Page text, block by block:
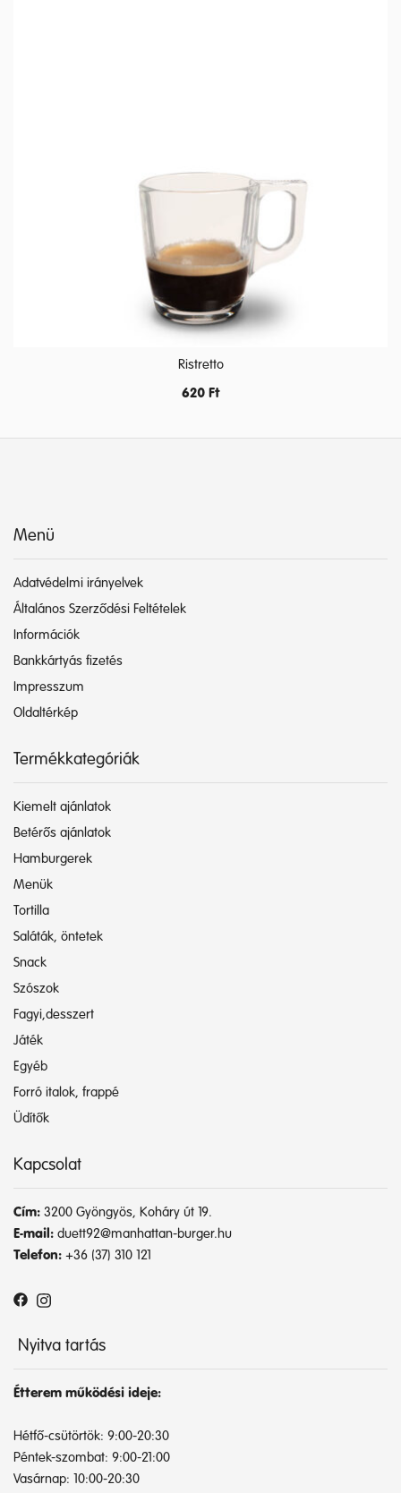
Ristretto
620 Ft
Menü
Adatvédelmi irányelvek
Általános Szerződési Feltételek
Információk
Bankkártyás fizetés
Impresszum
Oldaltérkép
Termékkategóriák
Kiemelt ajánlatok
Betérős ajánlatok
Hamburgerek
Menük
Tortilla
Saláták, öntetek
Snack
Szószok
Fagyi,desszert
Játék
Egyéb
Forró italok, frappé
Üdítők
Kapcsolat
Cím: 3200 Gyöngyös, Koháry út 19.
E-mail: duett92@manhattan-burger.hu
Telefon: +36 (37) 310 121
Nyitva tartás
Étterem működési ideje:
Hétfő-csütörtök: 9:00-20:30
Péntek-szombat: 9:00-21:00
Vasárnap: 10:00-20:30